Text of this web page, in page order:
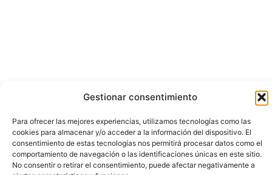
Gestionar consentimiento
Para ofrecer las mejores experiencias, utilizamos tecnologías como las
cookies para almacenar y/o acceder a la información del dispositivo. El
consentimiento de estas tecnologías nos permitirá procesar datos como el
comportamiento de navegación o las identificaciones únicas en este sitio.
No consentir o retirar el consentimiento, puede afectar negativamente a